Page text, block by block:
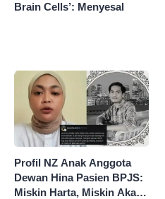
Brain Cells’: Menyesal
Profil NZ Anak Anggota
Dewan Hina Pasien BPJS:
Miskin Harta, Miskin Akal